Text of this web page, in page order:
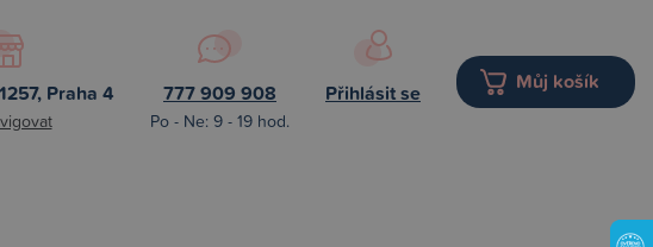
Praha 4 777 909 908
Po - Ne: 9 - 19 hod.
Přihlásit se Můj košík